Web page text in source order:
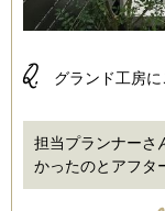
Q. グランド工房
担当プランナーさ
かったのとアフタ